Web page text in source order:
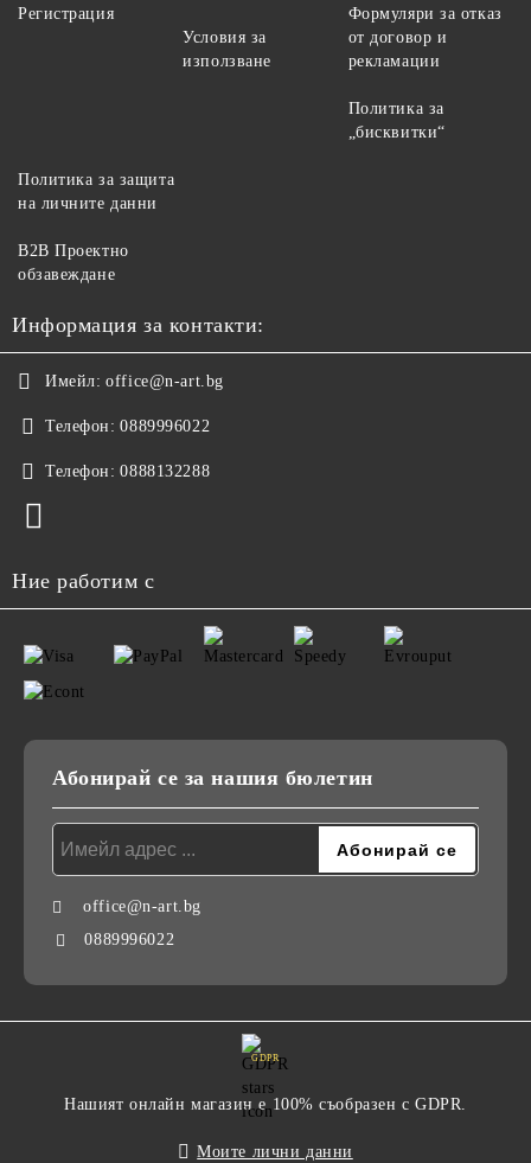
Регистрация
Условия за
използване
Формуляри за отказ
от договор и
рекламации
Политика за
„бисквитки“
Политика за защита
на личните данни
B2B Проектно
обзавеждане
Информация за контакти:
Имейл: office@n-art.bg
Телефон: 0889996022
Телефон: 0888132288
Ние работим с
Абонирай се за нашия бюлетин
office@n-art.bg
0889996022
GDPR
Нашият онлайн магазин е 100% съобразен с GDPR.
Моите лични данни